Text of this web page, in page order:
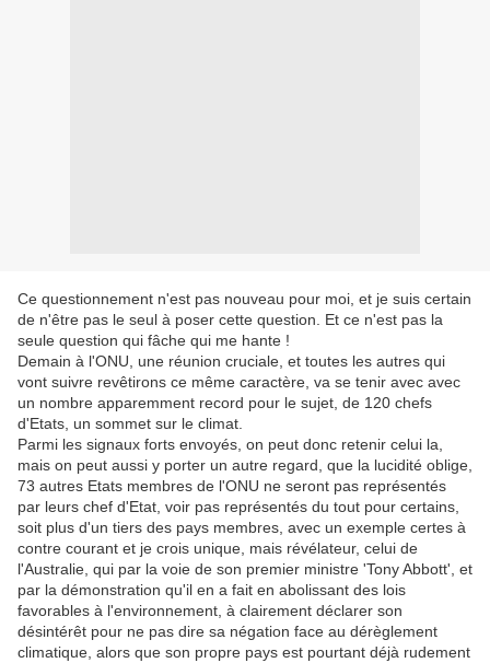
Ce questionnement n'est pas nouveau pour moi, et je suis certain
de n'être pas le seul à poser cette question. Et ce n'est pas la
seule question qui fâche qui me hante !
Demain à l'ONU, une réunion cruciale, et toutes les autres qui
vont suivre revêtirons ce même caractère, va se tenir avec avec
un nombre apparemment record pour le sujet, de 120 chefs
d'Etats, un sommet sur le climat.
Parmi les signaux forts envoyés, on peut donc retenir celui la,
mais on peut aussi y porter un autre regard, que la lucidité oblige,
73 autres Etats membres de l'ONU ne seront pas représentés
par leurs chef d'Etat, voir pas représentés du tout pour certains,
soit plus d'un tiers des pays membres, avec un exemple certes à
contre courant et je crois unique, mais révélateur, celui de
l'Australie, qui par la voie de son premier ministre 'Tony Abbott', et
par la démonstration qu'il en a fait en abolissant des lois
favorables à l'environnement, à clairement déclarer son
désintérêt pour ne pas dire sa négation face au dérèglement
climatique, alors que son propre pays est pourtant déjà rudement